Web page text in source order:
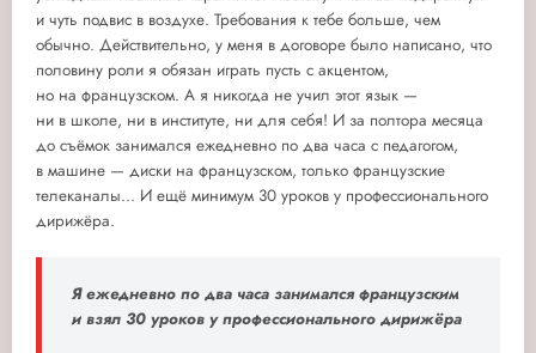
и чуть подвис в воздухе. Требования к тебе больше, чем
обычно. Действительно, у меня в договоре было написано, что
половину роли я обязан играть пусть с акцентом,
но на французском. А я никогда не учил этот язык —
ни в школе, ни в институте, ни для себя! И за полтора месяца
до съёмок занимался ежедневно по два часа с педагогом,
в машине — диски на французском, только французские
телеканалы... И ещё минимум 30 уроков у профессионального
дирижёра.
Я ежедневно по два часа занимался французским
и взял 30 уроков у профессионального дирижёра